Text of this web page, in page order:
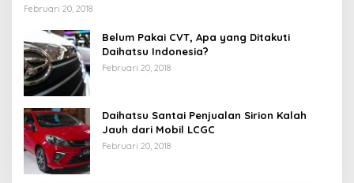
Februari 20, 2018
Belum Pakai CVT, Apa yang Ditakuti
Daihatsu Indonesia?
Februari 20, 2018
Daihatsu Santai Penjualan Sirion Kalah
Jauh dari Mobil LCGC
Februari 20, 2018